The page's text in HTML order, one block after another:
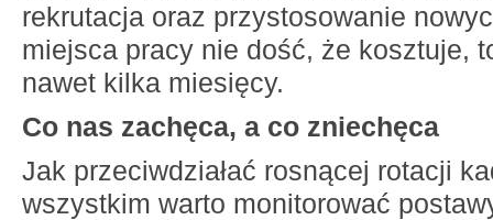
rekrutacja oraz przystosowanie
miejsca pracy nie dość, że kosztuje,
nawet kilka miesięcy.
Co nas zachęca, a co zniechęca
Jak przeciwdziałać rosnącej rotacji
wszystkim warto monitorować